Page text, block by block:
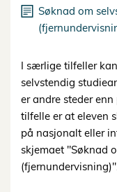
Søknad om
I særlige tilfeller
selvstendig
er andre steder
tilfelle er at eleven
på nasjonalt eller
skjemaet "Søknad